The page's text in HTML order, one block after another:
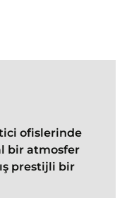
ofislerinde
bir atmosfer
prestijli bir